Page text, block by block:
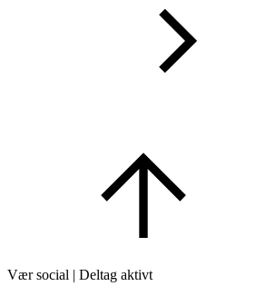
Vær social | Deltag aktivt